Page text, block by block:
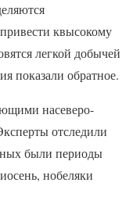
квысокому
легкой добычей
показали обратное.
насеверо-
отследили
были периоды
нобеляки